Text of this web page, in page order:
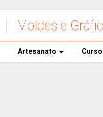
Moldes e
Artesanato